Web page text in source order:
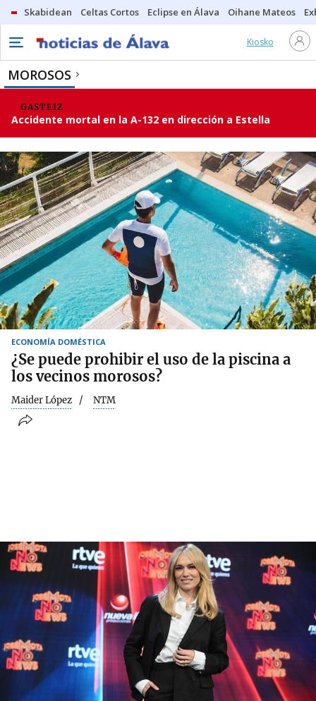
Skabidean Celtas Cortos Eclipse en Álava Oihane Mateos
Kiosko
MOROSOS
GASTEIZ
Accidente mortal en la A-132 en dirección a Estella
ECONOMÍA DOMÉSTICA
¿Se puede prohibir el uso de la piscina a
los vecinos morosos?
Maider López NTM